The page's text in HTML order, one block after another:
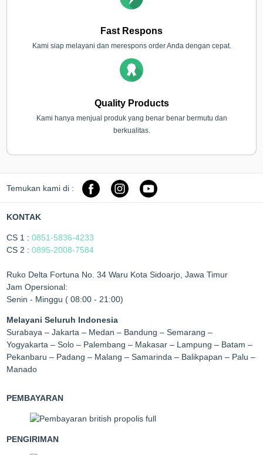
Fast Respons
Kami siap melayani dan merespons order Anda dengan cepat.
Quality Products
Kami hanya menjual produk yang benar benar bermutu dan
berkualitas.
Temukan kami di :
KONTAK
CS 1 :0851-5836-4233
CS 2 :0895-2008-7584
Ruko Delta Fortuna No. 34 Waru Kota Sidoarjo, Jawa Timur
Jam Opersional:
Senin - Minggu ( 08:00 - 21:00)
Melayani Seluruh Indonesia
Surabaya – Jakarta – Medan – Bandung – Semarang –
Yogyakarta – Solo – Palembang – Makasar – Lampung – Batam –
Pekanbaru – Padang – Malang – Samarinda – Balikpapan – Palu –
Manado
PEMBAYARAN
PENGIRIMAN